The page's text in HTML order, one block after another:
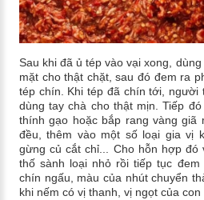
Sau khi đã ủ tép vào vại xong,
mặt cho thật chặt, sau đó đem ra
tép chín. Khi tép đã chín tới,
dùng tay chà cho thật mịn. Tiếp
thính gạo hoặc bắp rang vàng giã
đều, thêm vào một số loại gia vị
gừng củ cắt chỉ... Cho hỗn hợp đó
thố sành loại nhỏ rồi tiếp tục
chín ngấu, màu của nhút chuyển
khi nếm có vị thanh, vị ngọt của